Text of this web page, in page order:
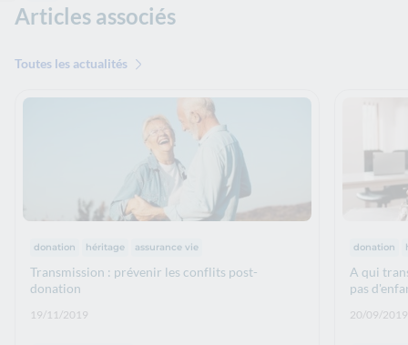
Articles associés
Toutes les actualités
Thématiques :
donation héritage assurance vie
Transmission : prévenir les conflits post-
donation
Date de publication: :
19/11/2019
donation
A qui
pas
Date de
20/09/2019